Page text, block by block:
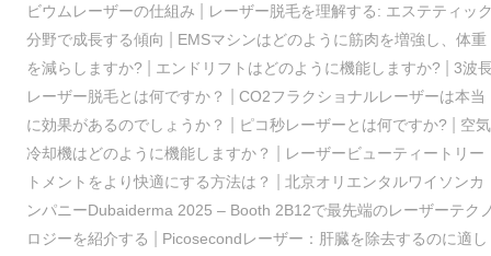
ビウムレーザーの仕組み
レーザー脱毛を理解する: エステティッ
分野で成長する傾向
EMSマシンはどのように筋肉を増強し、体重
を減らしますか?
エンドリフトはどのように機能しますか?
3波
レーザー脱毛とは何ですか？
CO2フラクショナルレーザーは本当
に効果があるのでしょうか？
ピコ秒レーザーとは何ですか?
空気
冷却機はどのように機能しますか？
レーザービューティートリー
トメントをより快適にする方法は？
北京オリエンタルワイソンカ
ンパニーDubaiderma 2025 – Booth 2B12で最先端のレーザーテク
ロジーを紹介する
Picosecondレーザー：肝臓を除去するのに適し